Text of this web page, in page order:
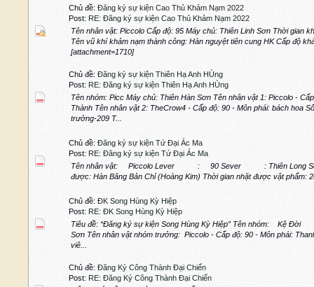
Chủ đề: Đăng ký sự kiện Cao Thủ Khảm Nạm 2022
Post: RE: Đăng ký sự kiện Cao Thủ Khảm Nạm 2022
Tên nhân vật: Piccolo Cấp độ: 95 Máy chủ: Thiên Linh Sơn Thời gian
Tên vũ khí khảm nạm thành công: Hàn nguyệt tiên cung HK Cấp độ
[attachment=1710]
Chủ đề: Đăng ký sự kiện Thiên Hạ Anh HÙng
Post: RE: Đăng ký sự kiện Thiên Hạ Anh HÙng
Tên nhóm: Picc Máy chủ: Thiên Hàn Sơn Tên nhân vật 1: Piccolo -
Thành Tên nhân vật 2: TheCrow4 - Cấp độ: 90 - Môn phái: bách hoa
trưởng-209 T...
Chủ đề: Đăng ký sự kiện Tứ Đại Ác Ma
Post: RE: Đăng ký sự kiện Tứ Đại Ác Ma
Tên nhân vật: Piccolo Lever : 90 Sever : Thiên Long Sơn
được: Hàn Băng Bản Chỉ (Hoàng Kim) Thời gian nhặt được vật phẩm:
Chủ đề: ĐK Song Hùng Kỳ Hiệp
Post: RE: ĐK Song Hùng Kỳ Hiệp
Tiêu đề: “Đăng ký sự kiện Song Hùng Kỳ Hiệp” Tên nhóm: Kệ
Sơn Tên nhân vật nhóm trưởng: Piccolo - Cấp độ: 90 - Môn phái:
viê...
Chủ đề: Đăng Ký Công Thành Đại Chiến
Post: RE: Đăng Ký Công Thành Đại Chiến